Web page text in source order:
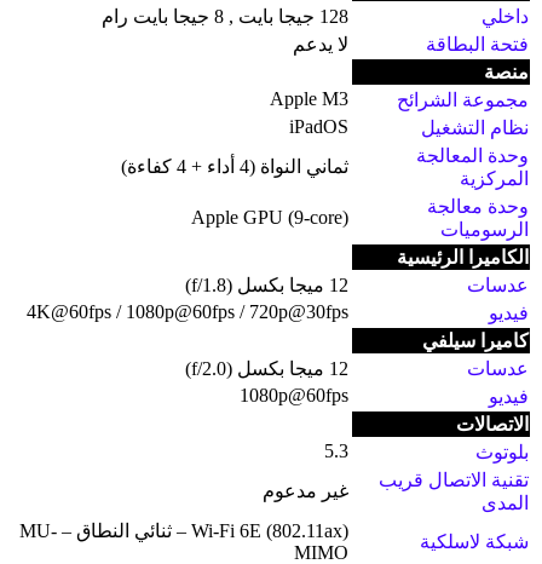
داخلي
128 جيجا بايت , 8 جيجا بايت رام
فتحة البطاقة
لا يدعم
منصة
مجموعة الشرائح
Apple M3
نظام التشغيل
iPadOS
وحدة المعالجة
المركزية
ثماني النواة (4 أداء + 4 كفاءة)
وحدة معالجة
الرسوميات
Apple GPU (9-core)
الكاميرا الرئيسية
عدسات
12 ميجا بكسل (f/1.8)
فيديو
4K@60fps / 1080p@60fps / 720p@30fps
كاميرا سيلفي
عدسات
12 ميجا بكسل (f/2.0)
فيديو
1080p@60fps
الاتصالات
بلوتوث
5.3
تقنية الاتصال قريب
المدى
غير مدعوم
شبكة لاسلكية
Wi-Fi 6E (802.11ax) – ثنائي النطاق – MU-
MIMO